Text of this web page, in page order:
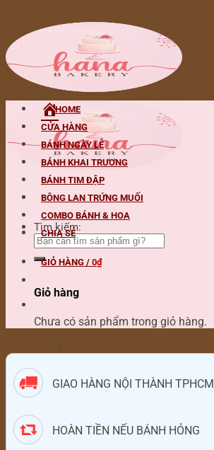
Tìm kiếm:
HOME
CỬA HÀNG
BÁNH NGÀY LỄ
BÁNH KHAI TRƯƠNG
BÁNH TIM ĐẬP
BÔNG LAN TRỨNG MUỐI
COMBO BÁNH & HOA
CHIA SẺ
GIỎ HÀNG / 0₫
Giỏ hàng
Chưa có sản phẩm trong giỏ hàng.
/
GIAO HÀNG NỘI THÀNH TPHCM
HOÀN TIỀN NẾU BÁNH HỎNG